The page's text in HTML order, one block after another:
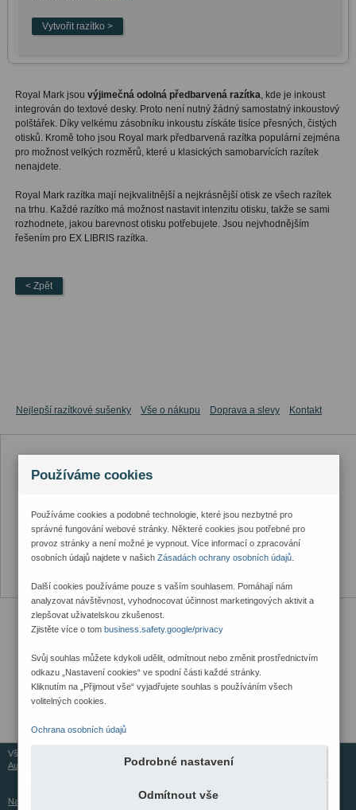
Royal Mark jsou výjimečná odolná předbarvená razítka, kde je inkoust
integrován do textové desky. Proto není nutný žádný samostatný inkoustový
polštářek. Díky velkému zásobníku inkoustu získáte tisíce přesných, čistých
otisků. Kromě toho jsou Royal mark předbarvená razítka populární zejména
pro možnost velkých rozměrů, které u klasických samobarvících razítek
nenajdete.
Royal Mark razítka mají nejkvalitnější a nejkrásnější otisk ze všech razítek
na trhu. Každé razítko má možnost nastavit intenzitu otisku, takže se sami
rozhodnete, jakou barevnost otisku potřebujete. Jsou nejvhodnějším
řešením pro EX LIBRIS razítka.
< Zpět
Nejlepší razítkové sušenky Vše o nákupu Doprava a slevy Kontakt
Všechna práva vyhrazena © 2026
Aureus Services
Nastavení cookies
Používáme cookies
Používáme cookies a podobné technologie, které jsou nezbytné pro
správné fungování webové stránky. Některé cookies jsou potřebné pro
provoz stránky a není možné je vypnout. Více informací o zpracování
osobních údajů najdete v našichZásadách ochrany osobních údajů
Další cookies používáme pouze s vaším souhlasem. Pomáhají nám
analyzovat návštěvnost, vyhodnocovat účinnost marketingových aktivit a
zlepšovat uživatelskou zkušenost.
Zjistěte více o tombusiness.safety.google/privacy
Svůj souhlas můžete kdykoli udělit, odmítnout nebo změnit prostřednictvím
odkazu „Nastavení cookies“ ve spodní části každé stránky.
Kliknutím na „Přijmout vše“ vyjadřujete souhlas s používáním všech
volitelných cookies.
Ochrana osobních údajů
Podrobné nastavení
Odmítnout vše